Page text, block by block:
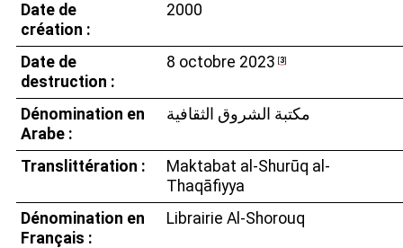
Date de
création :
2000
Date de
destruction :
8 octobre 2023 [3]
Dénomination en
Arabe :
مكتبة الشروق الثقافية
Translittération :
Maktabat al-Shurūq al-
Thaqāfiyya
Dénomination en
Français :
Librairie Al-Shorouq